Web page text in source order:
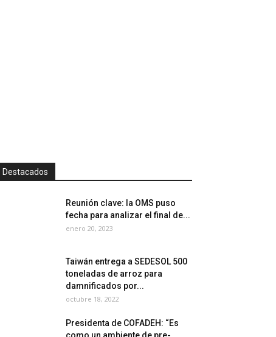
Destacados
Reunión clave: la OMS puso
fecha para analizar el final de...
enero 20, 2023
Taiwán entrega a SEDESOL 500
toneladas de arroz para
damnificados por...
octubre 18, 2022
Presidenta de COFADEH: “Es